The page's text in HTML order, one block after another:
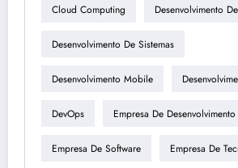
Cloud Computing Desenvolvimento
Desenvolvimento De Sistemas
Desenvolvimento Mobile
DevOps Empresa De Desenvolvimento
Empresa De Software Empresa De